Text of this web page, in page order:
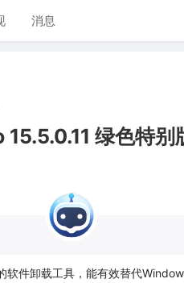
消息
绿色特别
件卸载工具，能有效替代